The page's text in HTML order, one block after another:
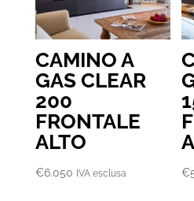
CAMINO A
GAS CLEAR
200
FRONTALE
ALTO
€6.050 IVA esclusa €